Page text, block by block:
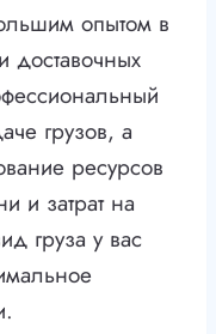
опытом в
доставочных
грузов, а
ресурсов
и затрат на
груза у вас